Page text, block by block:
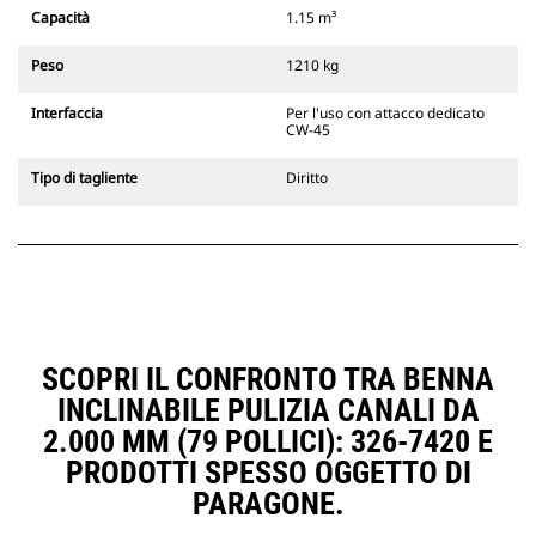
Cat sono compatibili con gli
gli escavatori gommati. Sono
larghezze per scavo di fossati.
sistema di attacco dedicato CW
includono un sistema di
cingolati e gommati.
Capacità 1.15 m³
Peso 1210 kg
Interfaccia
Per l'uso con attacco dedicato
CW-45
Tipo di tagliente Diritto
SCOPRI IL CONFRONTO TRA BENNA
INCLINABILE PULIZIA CANALI DA
2.000 MM (79 POLLICI): 326-7420 E
PRODOTTI SPESSO OGGETTO DI
PARAGONE.